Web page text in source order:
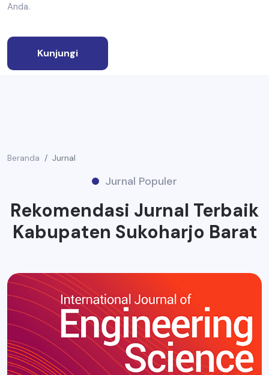
Anda.
Kunjungi
Beranda Jurnal
Jurnal Populer
Rekomendasi Jurnal Terbaik
Kabupaten Sukoharjo Barat